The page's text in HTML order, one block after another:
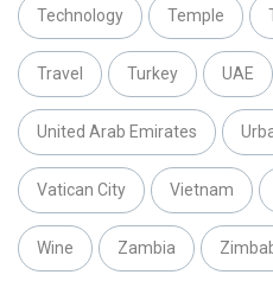
Technology Temple
Travel Turkey UAE
United Arab Emirates
Vatican City Vietnam
Wine Zambia